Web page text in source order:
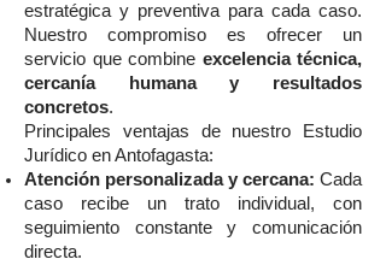
estratégica y preventiva para cada caso.
Nuestro compromiso es ofrecer un
servicio que combine excelencia técnica,
cercanía humana y resultados
concretos.
Principales ventajas de nuestro Estudio
Jurídico en Antofagasta:
Atención personalizada y cercana: Cada
caso recibe un trato individual, con
seguimiento constante y comunicación
directa.